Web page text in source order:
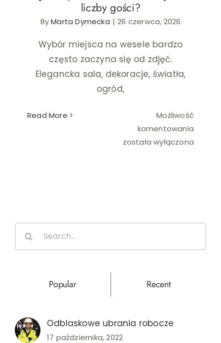
Ślub i wesele
Wystrój wnętrz
liczby gości?
ByMarta Dymecka | 26 czerwca, 2026
Wybór miejsca na wesele bardzo
często zaczyna się od zdjęć.
Elegancka sala, dekoracje, światła,
ogród,
Read More
Możliwość
komentowania
została wyłączona
Popular Recent
Odblaskowe ubrania robocze
17 października, 2022